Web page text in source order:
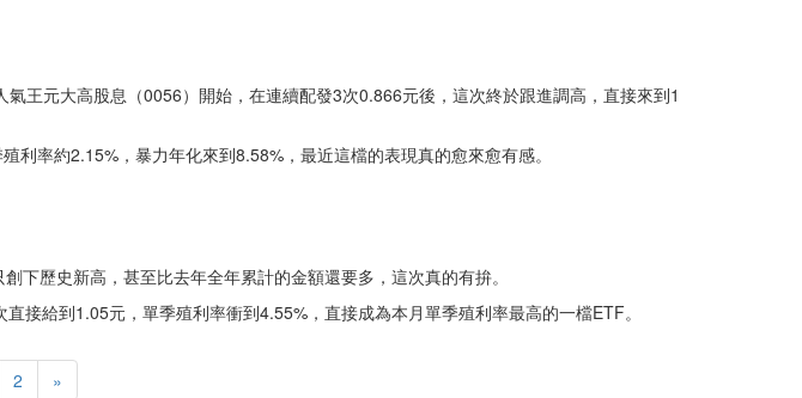
王元大高股息（0056）開始，在連續配發3次0.866元後，這次終於跟進調高，直接來到1
率約2.15%，暴力年化來到8.58%，最近這檔的表現真的愈來愈有感。
歷史新高，甚至比去年全年累計的金額還要多，這次真的有拚。
接給到1.05元，單季殖利率衝到4.55%，直接成為本月單季殖利率最高的一檔ETF。
2 »